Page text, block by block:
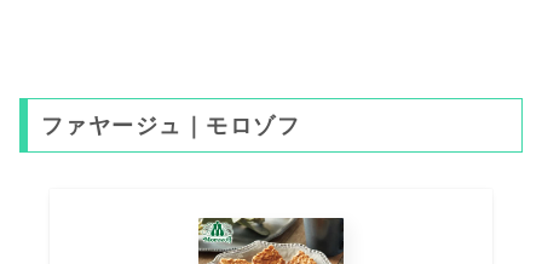
ファヤージュ｜モロゾフ